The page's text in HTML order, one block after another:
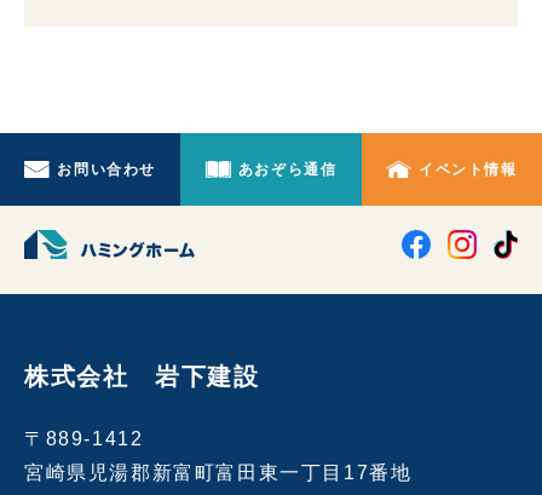
お問い合わせ あおぞら通信 イベント情報
株式会社 岩下建設
〒889-1412
宮崎県児湯郡新富町富田東一丁目17番地